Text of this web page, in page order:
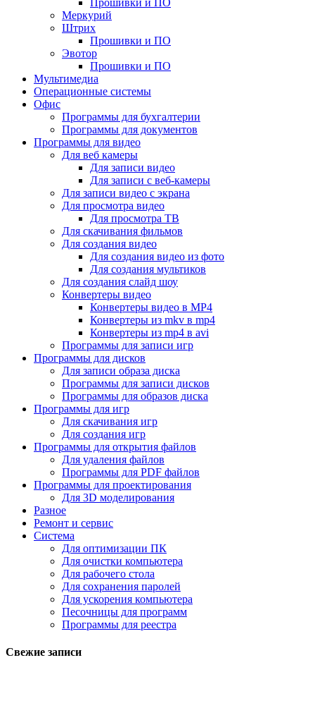
Меркурий
Штрих
Прошивки и ПО
Эвотор
Прошивки и ПО
Мультимедиа
Операционные системы
Офис
Программы для бухгалтерии
Программы для документов
Программы для видео
Для веб камеры
Для записи видео
Для записи с веб-камеры
Для записи видео с экрана
Для просмотра видео
Для просмотра ТВ
Для скачивания фильмов
Для создания видео
Для создания видео из фото
Для создания мультиков
Для создания слайд шоу
Конвертеры видео
Конвертеры видео в MP4
Конвертеры из mkv в mp4
Конвертеры из mp4 в avi
Программы для записи игр
Программы для дисков
Для записи образа диска
Программы для записи дисков
Программы для образов диска
Программы для игр
Для скачивания игр
Для создания игр
Программы для открытия файлов
Для удаления файлов
Программы для PDF файлов
Программы для проектирования
Для 3D моделирования
Разное
Ремонт и сервис
Система
Для оптимизации ПК
Для очистки компьютера
Для рабочего стола
Для сохранения паролей
Для ускорения компьютера
Песочницы для программ
Программы для реестра
Свежие записи